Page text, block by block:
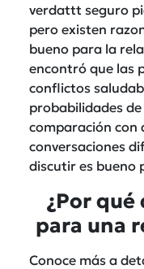
verdattt seguro
pero existen
bueno para la
encontró que las
conflictos
probabilidades
comparación con
conversaciones
discutir es bueno
¿Por
para una
Conoce más a